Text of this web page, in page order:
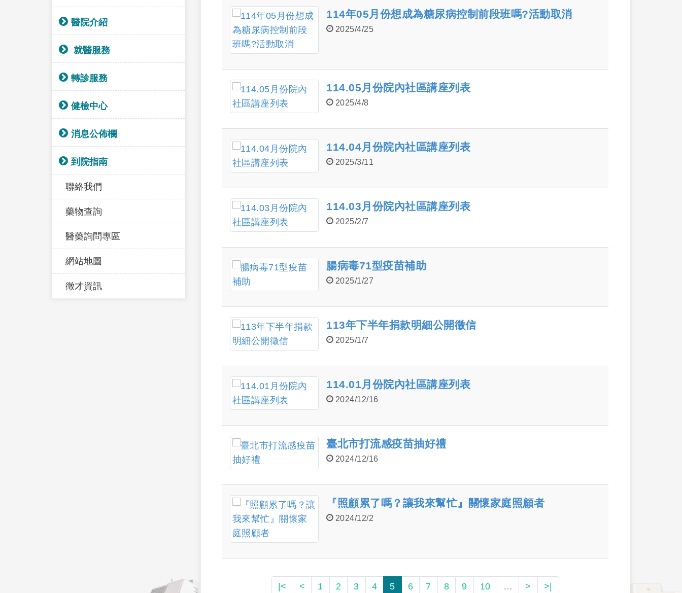
醫院介紹
就醫服務
轉診服務
健檢中心
消息公佈欄
到院指南
聯絡我們
藥物查詢
醫藥詢問專區
網站地圖
徵才資訊
114年05月份想成為糖尿病控制前段班嗎?活動取消
2025/4/25
114.05月份院內社區講座列表
2025/4/8
114.04月份院內社區講座列表
2025/3/11
114.03月份院內社區講座列表
2025/2/7
腸病毒71型疫苗補助
2025/1/27
113年下半年捐款明細公開徵信
2025/1/7
114.01月份院內社區講座列表
2024/12/16
臺北市打流感疫苗抽好禮
2024/12/16
『照顧累了嗎？讓我來幫忙』關懷家庭照顧者
2024/12/2
|< < 1 2 3 4 5 6 7 8 9 10 … > >|